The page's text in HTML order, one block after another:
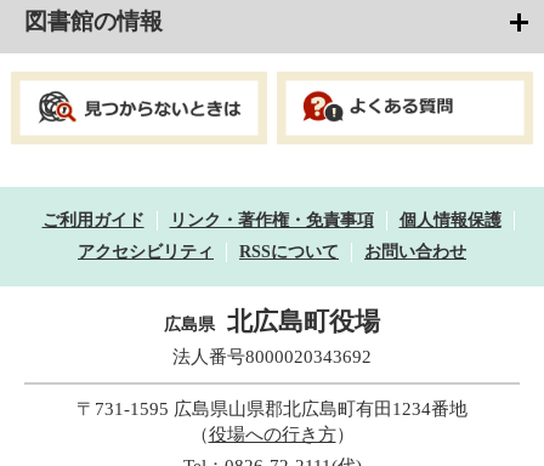
図書館の情報
ご利用ガイド リンク・著作権・免責事項
個人情報保護
アクセシビリティ
RSSについて お問い合わせ
広島県 北広島町役場
法人番号8000020343692
〒731-1595 広島県山県郡北広島町有田1234番地
（役場への行き方）